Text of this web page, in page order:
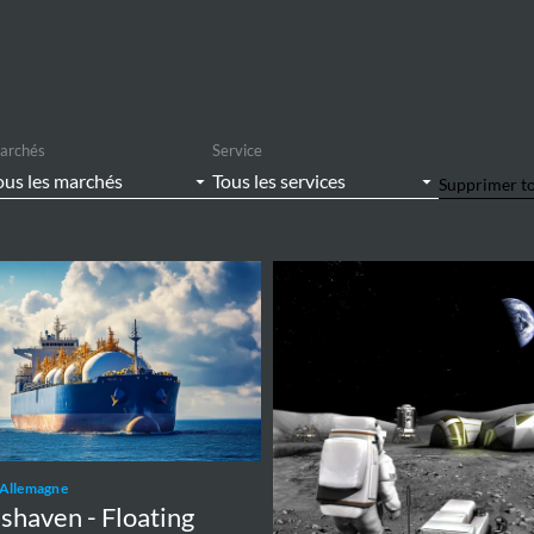
Service
Supprimer
Allemagne
- Floating
PULSAR